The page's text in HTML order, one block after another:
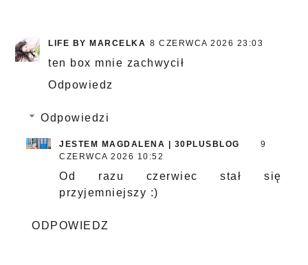
LIFE BY MARCELKA 8 CZERWCA 2026 23:03
ten box mnie zachwycił
Odpowiedz
Odpowiedzi
JESTEM MAGDALENA | 30PLUSBLOG
9
CZERWCA 2026 10:52
Od razu czerwiec stał się
przyjemniejszy :)
ODPOWIEDZ